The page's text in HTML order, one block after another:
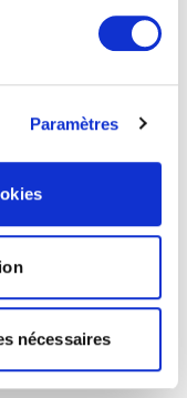
Paramètres
nécessaires